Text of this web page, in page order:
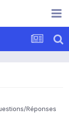
Réponses